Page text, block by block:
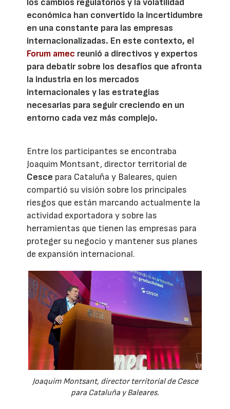
los cambios regulatorios y la volatilidad
económica han convertido la incertidumbre
en una constante para las empresas
internacionalizadas. En este contexto, el
Forum amec reunió a directivos y expertos
para debatir sobre los desafíos que afronta
la industria en los mercados
internacionales y las estrategias
necesarias para seguir creciendo en un
entorno cada vez más complejo.
Entre los participantes se encontraba
Joaquim Montsant, director territorial de
Cesce para Cataluña y Baleares, quien
compartió su visión sobre los principales
riesgos que están marcando actualmente la
actividad exportadora y sobre las
herramientas que tienen las empresas para
proteger su negocio y mantener sus planes
de expansión internacional.
Joaquim Montsant, director territorial de Cesce
para Cataluña y Baleares.